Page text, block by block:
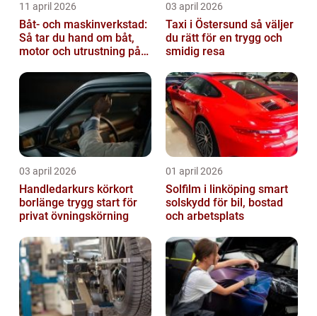
11 april 2026
Båt- och maskinverkstad:
Så tar du hand om båt,
motor och utrustning på
03 april 2026
Taxi i Östersund så väljer
du rätt för en trygg och
smidig resa
03 april 2026
Handledarkurs körkort
borlänge trygg start för
privat övningskörning
01 april 2026
Solfilm i linköping smart
solskydd för bil, bostad
och arbetsplats